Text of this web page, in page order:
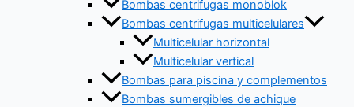
Bombas centrifugas monoblok
Bombas centrifugas multicelulares
Multicelular horizontal
Multicelular vertical
Bombas para piscina y complementos
Bombas sumergibles de achique